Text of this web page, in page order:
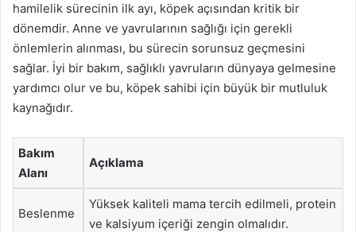
hamilelik sürecinin ilk ayı, köpek açısından kritik bir
dönemdir. Anne ve yavrularının sağlığı için gerekli
önlemlerin alınması, bu sürecin sorunsuz geçmesini
sağlar. İyi bir bakım, sağlıklı yavruların dünyaya gelmesine
yardımcı olur ve bu, köpek sahibi için büyük bir mutluluk
kaynağıdır.
Bakım
Alanı
Açıklama
Beslenme
Yüksek kaliteli mama tercih edilmeli, protein
ve kalsiyum içeriği zengin olmalıdır.